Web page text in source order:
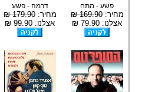
פשע - מתח
מחיר:169.90 ₪
אצלנו: 79.90 ₪
דרמה - פשע
מחיר:179.90 ₪
אצלנו: 99.90 ₪